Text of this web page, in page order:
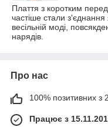
Плаття з коротким
частіше стали
весільній моді,
нарядів.
Про нас
100% позитивних з
Працює з